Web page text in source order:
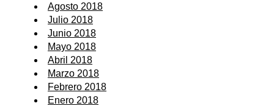
Agosto 2018
Julio 2018
Junio 2018
Mayo 2018
Abril 2018
Marzo 2018
Febrero 2018
Enero 2018